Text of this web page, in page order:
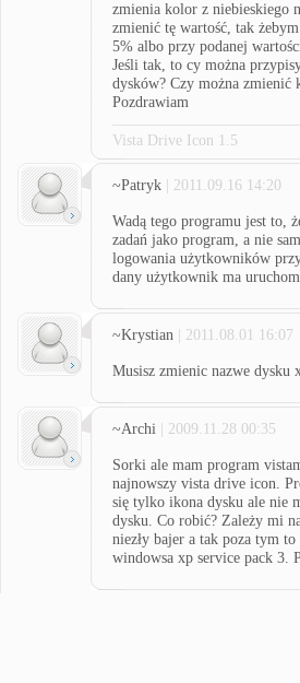
zmienia kolor z niebieskiego
zmienić tę wartość, tak
5% albo przy podanej
Jeśli tak, to cy można
dysków? Czy można
Pozdrawiam
Vista Drive Icon 1.5
~Patryk | 2011.09.16 14:20
Wadą tego programu jest to,
zadań jako program, a nie
logowania użytkowników
dany użytkownik ma
~Krystian | 2011.08.01 16:07
Musisz zmienic nazwe dysku
~Archi | 2009.11.28 00:35
Sorki ale mam program
najnowszy vista drive icon.
się tylko ikona dysku ale nie
dysku. Co robić? Zależy mi
niezły bajer a tak poza tym
windowsa xp service pack 3.